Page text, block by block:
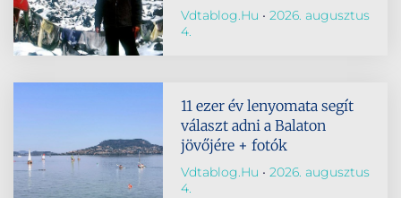
Vdtablog.hu
2026. augusztus
4.
11 ezer év lenyomata segít
választ adni a Balaton
jövőjére + fotók
Vdtablog.hu
2026. augusztus
4.